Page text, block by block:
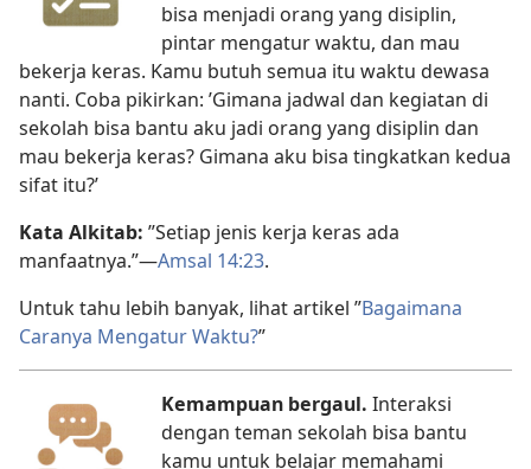
bisa menjadi orang yang disiplin,
pintar mengatur waktu, dan mau
bekerja keras. Kamu butuh semua itu waktu dewasa
nanti. Coba pikirkan: ’Gimana jadwal dan kegiatan di
sekolah bisa bantu aku jadi orang yang disiplin dan
mau bekerja keras? Gimana aku bisa tingkatkan kedua
sifat itu?’
Kata Alkitab: ”Setiap jenis kerja keras ada
manfaatnya.”​—Amsal 14:23.
Untuk tahu lebih banyak, lihat artikel ”Bagaimana
Caranya Mengatur Waktu?”
Kemampuan bergaul. Interaksi
dengan teman sekolah bisa bantu
kamu untuk belajar memahami